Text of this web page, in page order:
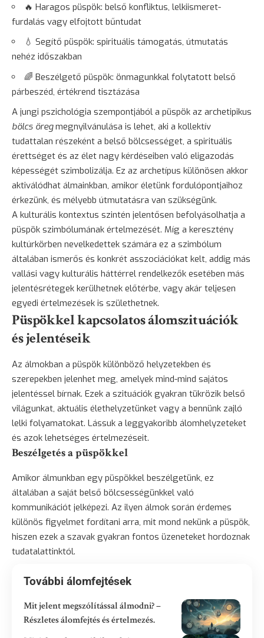
🔥 Haragos püspök: belső konfliktus, lelkiismeret-
furdalás vagy elfojtott bűntudat
💧 Segítő püspök: spirituális támogatás, útmutatás
nehéz időszakban
🌈 Beszélgető püspök: önmagunkkal folytatott belső
párbeszéd, értékrend tisztázása
A jungi pszichológia szempontjából a püspök az archetipikus
bölcs öregmegnyilvánulása is lehet, aki a kollektív
tudattalan részeként a belső bölcsességet, a spirituális
érettséget és az élet nagy kérdéseiben való eligazodás
képességét szimbolizálja. Ez az archetípus különösen akkor
aktiválódhat álmainkban, amikor életünk fordulópontjaihoz
érkezünk, és mélyebb útmutatásra van szükségünk.
A kulturális kontextus szintén jelentősen befolyásolhatja a
püspök szimbólumának értelmezését. Míg a keresztény
kultúrkörben nevelkedettek számára ez a szimbólum
általában ismerős és konkrét asszociációkat kelt, addig más
vallási vagy kulturális háttérrel rendelkezők esetében más
jelentésrétegek kerülhetnek előtérbe, vagy akár teljesen
egyedi értelmezések is születhetnek.
Püspökkel kapcsolatos álomszituációk
és jelentéseik
Az álmokban a püspök különböző helyzetekben és
szerepekben jelenhet meg, amelyek mind-mind sajátos
jelentéssel bírnak. Ezek a szituációk gyakran tükrözik belső
világunkat, aktuális élethelyzetünket vagy a bennünk zajló
lelki folyamatokat. Lássuk a leggyakoribb álomhelyzeteket
és azok lehetséges értelmezéseit.
Beszélgetés a püspökkel
Amikor álmunkban egy püspökkel beszélgetünk, ez
általában a saját belső bölcsességünkkel való
kommunikációt jelképezi. Az ilyen álmok során érdemes
különös figyelmet fordítani arra, mit mond nekünk a püspök,
hiszen ezek a szavak gyakran fontos üzeneteket hordoznak
tudatalattinktól.
További álomfejtések
Mit jelent megszólítással álmodni? –
Részletes álomfejtés és értelmezés.